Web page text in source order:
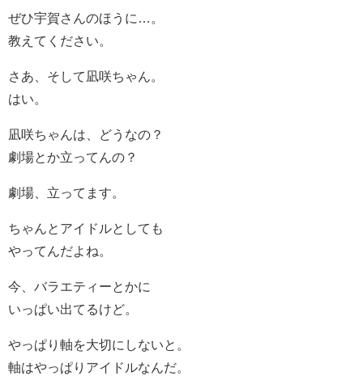
ぜひ宇賀さんのほうに…。
教えてください。
さあ、そして凪咲ちゃん。
はい。
凪咲ちゃんは、どうなの？
劇場とか立ってんの？
劇場、立ってます。
ちゃんとアイドルとしても
やってんだよね。
今、バラエティーとかに
いっぱい出てるけど。
やっぱり軸を大切にしないと。
軸はやっぱりアイドルなんだ。